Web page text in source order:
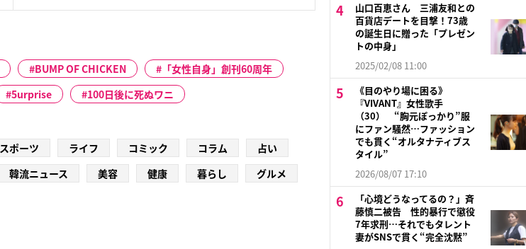
BUMP OF CHICKEN
「女性自身」創刊60周年
5urprise 100日後に死ぬワニ
スポーツ ライフ コミック コラム
占い
韓流ニュース 美容 健康 暮らし グルメ
山口百恵さん 三浦友和との
百貨店デートを目撃！73歳
の誕生日に贈った「プレゼン
トの中身」
2025/02/08 11:00
《目のやり場に困る》
『VIVANT』女性歌手
（30） “胸元ぽっかり”服
にファン騒然…ファッション
でも貫く“オルタナティブス
タイル”
2026/08/07 17:10
「心境どうなってるの？」斉
藤慎二被告 性的暴行で懲役
7年求刑…それでもタレント
妻がSNSで貫く“完全沈黙”